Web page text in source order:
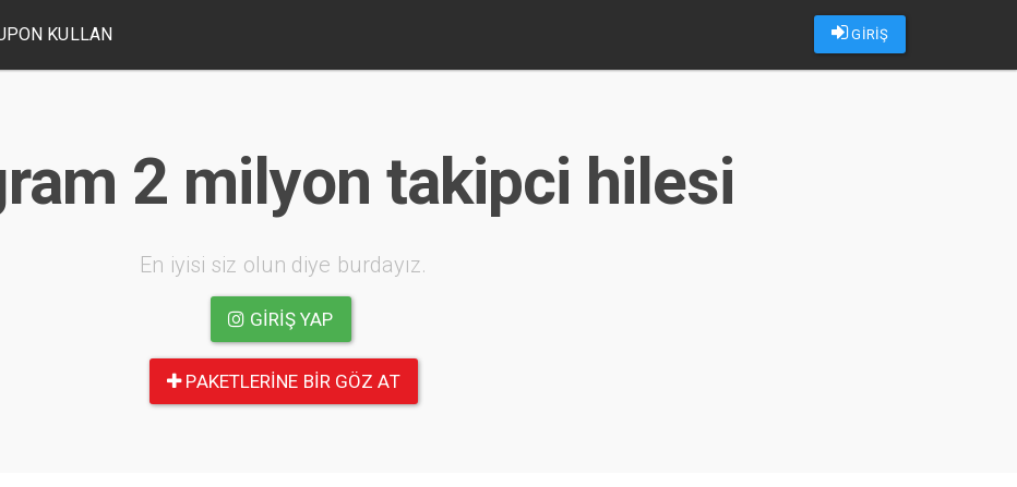
GİRİŞ
KULLAN
2 milyon takipci hilesi
En iyisi siz olun diye burdayız.
GIRIŞ YAP
PAKETLERINE BIR GÖZ AT